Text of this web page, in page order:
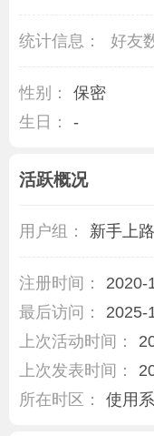
统计信息： 好友
性别：
保密
生日：
-
活跃概况
用户组： 新手上路
注册时间：
2020-
最后访问：
2025-
上次活动时间：
上次发表时间：
所在时区：
使用